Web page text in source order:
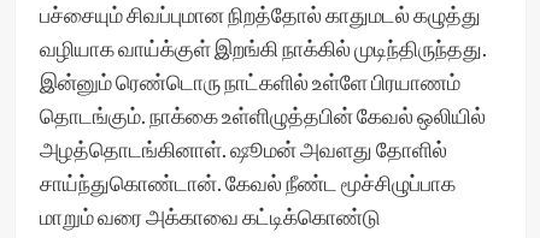
பச்சையும் சிவப்புமான நிறத்தோல் காதுமடல் கழுத்து
வழியாக வாய்க்குள் இறங்கி நாக்கில் முடிந்திருந்தது.
இன்னும் ரெண்டொரு நாட்களில் உள்ளே பிரயாணம்
தொடங்கும். நாக்கை உள்ளிழுத்தபின் கேவல் ஒலியில்
அழத்தொடங்கினாள். ஷூமன் அவளது தோளில்
சாய்ந்துகொண்டான். கேவல் நீண்ட மூச்சிழுப்பாக
மாறும் வரை அக்காவை கட்டிக்கொண்டு